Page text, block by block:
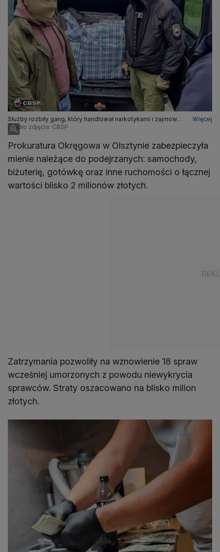
Służby rozbiły gang, który handlował narkotykami i zajmował
się włamaniami
Więcej
Źródło zdjęcia: CBŚP
Prokuratura Okręgowa w Olsztynie zabezpieczyła
mienie należące do podejrzanych: samochody,
biżuterię, gotówkę oraz inne ruchomości o łącznej
wartości blisko 2 milionów złotych.
Zatrzymania pozwoliły na wznowienie 18 spraw
wcześniej umorzonych z powodu niewykrycia
sprawców. Straty oszacowano na blisko milion
złotych.